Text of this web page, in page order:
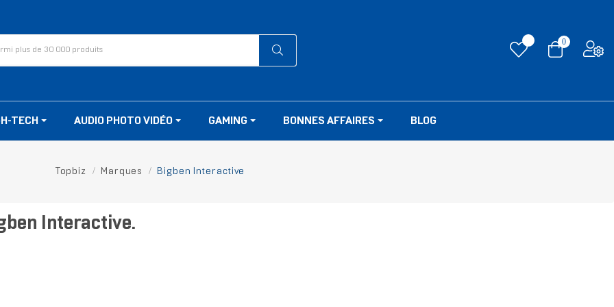
0
TECH AUDIO PHOTO VIDÉO GAMING BONNES AFFAIRES BLOG
Topbiz Marques Bigben Interactive
Interactive.